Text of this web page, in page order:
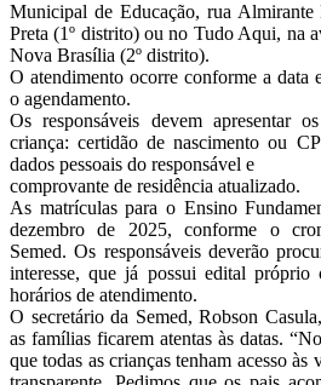
Municipal de Educação, rua Almirante
Preta (1º distrito) ou no Tudo Aqui, na
Nova Brasília (2º distrito).
O atendimento ocorre conforme a data
o agendamento.
Os responsáveis devem apresentar
criança: certidão de nascimento ou
dados pessoais do responsável e
comprovante de residência atualizado.
As matrículas para o Ensino
dezembro de 2025, conforme o
Semed. Os responsáveis deverão
interesse, que já possui edital próprio
horários de atendimento.
O secretário da Semed, Robson
as famílias ficarem atentas às datas.
que todas as crianças tenham acesso às